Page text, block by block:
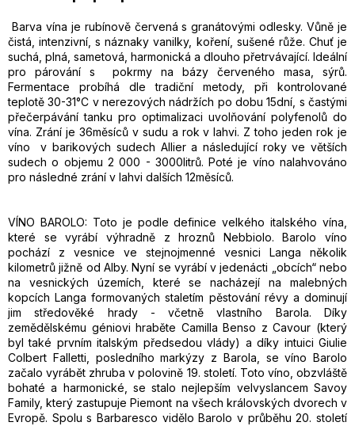
Barva vína je rubínově červená s granátovými odlesky. Vůně je
čistá, intenzivní, s náznaky vanilky, koření, sušené růže. Chuť je
suchá, plná, sametová, harmonická a dlouho přetrvávající. Ideální
pro párování s pokrmy na bázy červeného masa, sýrů.
Fermentace probíhá dle tradiční metody, při kontrolované
teplotě 30-31°C v nerezových nádržích po dobu 15dní, s častými
přečerpávání tanku pro optimalizaci uvolňování polyfenolů do
vína. Zrání je 36měsíců v sudu a rok v lahvi. Z tohojeden rok je
víno v barikových sudech Allier a následující roky ve větších
sudech o objemu 2 000 - 3000litrů. Poté je víno nalahvováno
pro následné zrání v lahvi dalších 12měsíců.
VÍNO BAROLO: Toto je podle definice velkého italského vína,
které se vyrábí výhradně z hroznů Nebbiolo. Barolo víno
pochází z vesnice ve stejnojmenné vesnici Langa několik
kilometrů jižně od Alby. Nyní se vyrábí v jedenácti „obcích“ nebo
na vesnických územích, které se nacházejí na malebných
kopcích Langa formovaných staletím pěstování révy a dominují
jim středověké hrady - včetně vlastního Barola. Díky
zemědělskému géniovi hraběte Camilla Benso z Cavour (který
byl také prvním italským předsedou vlády) a díky intuici Giulie
Colbert Falletti, posledního markýzy z Barola, se víno Barolo
začalo vyrábět zhruba v polovině 19. století. Toto víno, obzvláště
bohaté a harmonické, se stalo nejlepším velvyslancem Savoy
Family, který zastupuje Piemont na všech královských dvorech v
Evropě. Spolu s Barbaresco vidělo Barolo v průběhu 20. století